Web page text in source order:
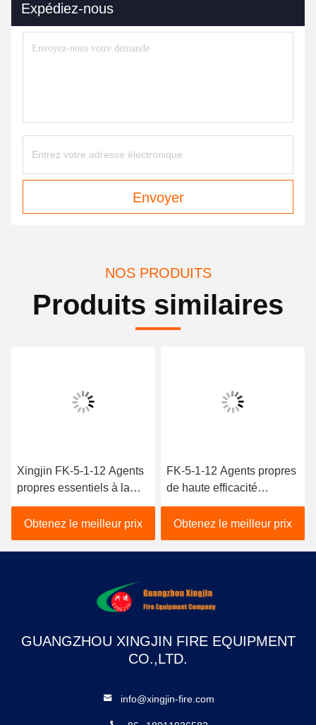
Expédiez-nous
Envoyer
NOS PRODUITS
Produits similaires
Xingjin FK-5-1-12 Agents
propres essentiels à la
sécurité incendie dans les
milieux industriels
Obtenez le meilleur prix
FK-5-1-12 Agents propres
de haute efficacité
Sécurité et fiabilité
Obtenez le meilleur prix
GUANGZHOU XINGJIN FIRE EQUIPMENT
CO.,LTD.
info@xingjin-fire.com